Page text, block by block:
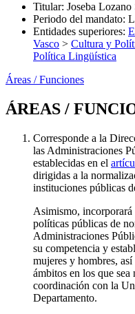
Titular: Joseba Lozano
Periodo del mandato:
Entidades superiores:
Vasco > Cultura y
Política Lingüística
Áreas / Funciones
ÁREAS /
Corresponde a la
las Administraciones
establecidas en el
dirigidas a la
instituciones públicas
Asimismo, incorporará
políticas públicas de
Administraciones
su competencia y
mujeres y hombres,
ámbitos en los que
coordinación con la
Departamento.